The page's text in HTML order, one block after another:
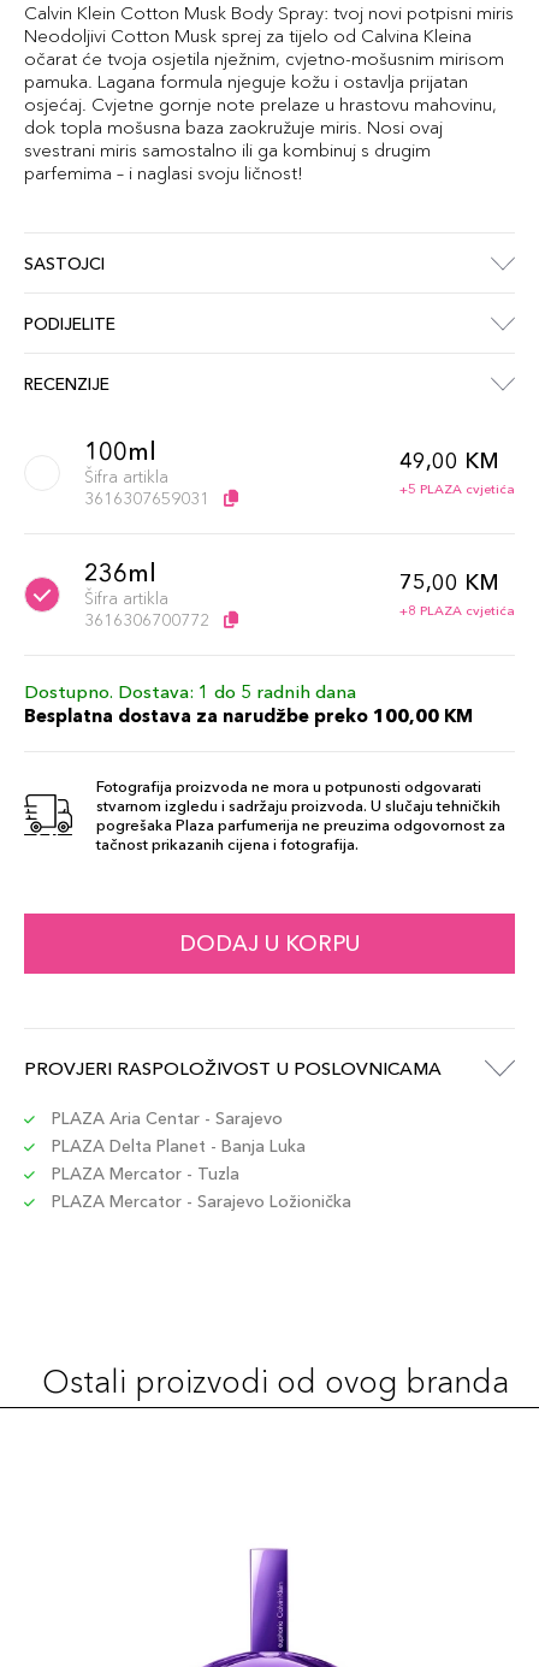
Calvin Klein Cotton Musk Body Spray: tvoj novi potpisni miris
Neodoljivi Cotton Musk sprej za tijelo od Calvina Kleina
očarat će tvoja osjetila nježnim, cvjetno-mošusnim mirisom
pamuka. Lagana formula njeguje kožu i ostavlja prijatan
osjećaj. Cvjetne gornje note prelaze u hrastovu mahovinu,
dok topla mošusna baza zaokružuje miris. Nosi ovaj
svestrani miris samostalno ili ga kombinuj s drugim
parfemima – i naglasi svoju ličnost!
SASTOJCI
PODIJELITE
RECENZIJE
100ml
Šifra artikla
3616307659031
49,00 KM
+5 PLAZA cvjetića
236ml
Šifra artikla
3616306700772
75,00 KM
+8 PLAZA cvjetića
Dostupno. Dostava: 1 do 5 radnih dana
Besplatna dostava za narudžbe preko 100,00 KM
Fotografija proizvoda ne mora u potpunosti odgovarati
stvarnom izgledu i sadržaju proizvoda. U slučaju tehničkih
pogrešaka Plaza parfumerija ne preuzima odgovornost za
tačnost prikazanih cijena i fotografija.
DODAJ U KORPU
PROVJERI RASPOLOŽIVOST U POSLOVNICAMA
PLAZA Aria Centar - Sarajevo
PLAZA Delta Planet - Banja Luka
PLAZA Mercator - Tuzla
PLAZA Mercator - Sarajevo Ložionička
Ostali proizvodi od ovog branda